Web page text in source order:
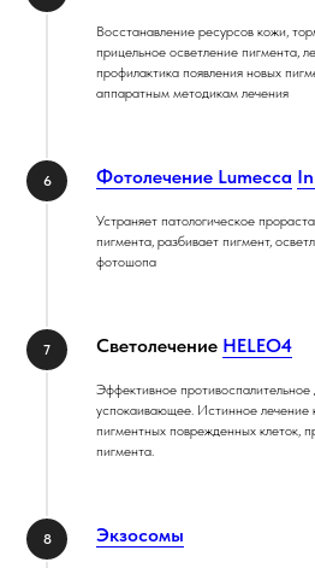
Восстанавление ресурсов кожи,
прицельное осветление пигмента,
профилактика появления новых
аппаратным методикам лечения
Фотолечение Lumeссa
Устраняет патологическое
пигмента, разбивает пигмент,
фотошопа
Светолечение HELEO4
Эффективное
успокаивающее. Истинное лечение
пигментных поврежденных клеток,
пигмента.
Экзосомы